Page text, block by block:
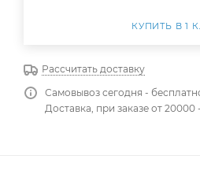
КУПИТЬ В 1
Рассчитать доставку
Самовывоз сегодня -
Доставка, при заказе от 20000